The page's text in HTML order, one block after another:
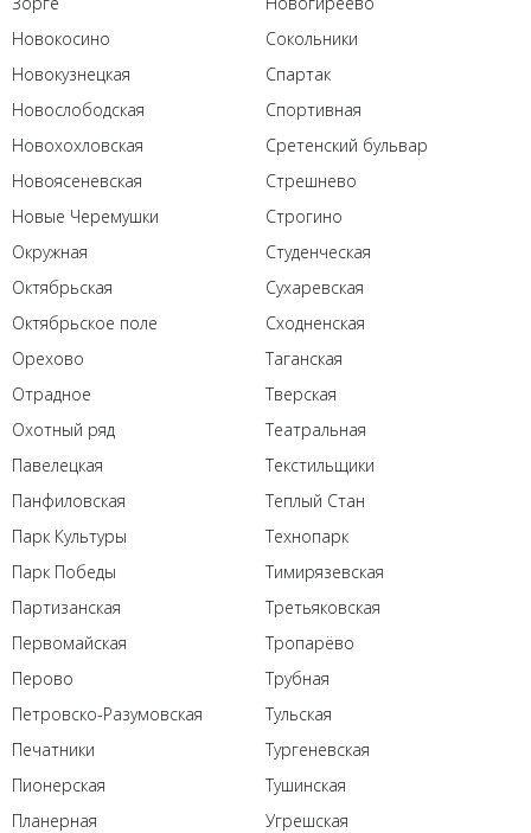
Новокосино
Новокузнецкая
Новослободская
Новохохловская
Новоясеневская
Новые Черемушки
Окружная
Октябрьская
Октябрьское поле
Орехово
Отрадное
Охотный ряд
Павелецкая
Панфиловская
Парк Культуры
Парк Победы
Партизанская
Первомайская
Перово
Петровско-Разумовская
Печатники
Пионерская
Планерная
Сокольники
Спартак
Спортивная
Сретенский бульвар
Стрешнево
Строгино
Студенческая
Сухаревская
Сходненская
Таганская
Тверская
Театральная
Текстильщики
Теплый Стан
Технопарк
Тимирязевская
Третьяковская
Тропарёво
Трубная
Тульская
Тургеневская
Тушинская
Угрешская